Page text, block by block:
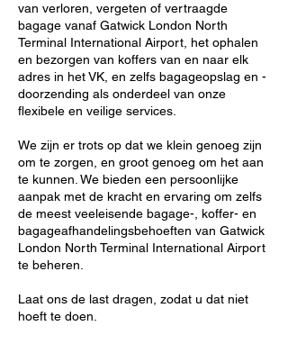
van verloren, vergeten of vertraagde
bagage vanaf Gatwick London North
Terminal International Airport, het ophalen
en bezorgen van koffers van en naar elk
adres in het VK, en zelfs bagageopslag en -
doorzending als onderdeel van onze
flexibele en veilige services.
We zijn er trots op dat we klein genoeg zijn
om te zorgen, en groot genoeg om het aan
te kunnen. We bieden een persoonlijke
aanpak met de kracht en ervaring om zelfs
de meest veeleisende bagage-, koffer- en
bagageafhandelingsbehoeften van Gatwick
London North Terminal International Airport
te beheren.
Laat ons de last dragen, zodat u dat niet
hoeft te doen.